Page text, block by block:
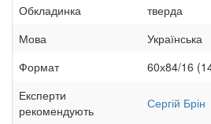
Обкладинка
тверда
Мова
Українська
Формат
60х84/16
Експерти
рекомендують
Сергій Брін